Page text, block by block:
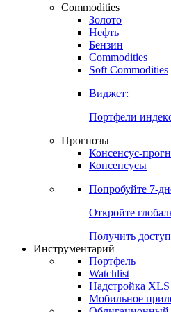
Commodities
Золото
Нефть
Бензин
Commodities
Soft Commodities
Виджет:
Портфели
Прогнозы
Консенсус-
Консенсусы
Попробуйте 7-
Откройте
Получить доступ
Инструментарий
Портфель
Watchlist
Надстройка XLS
Мобильное